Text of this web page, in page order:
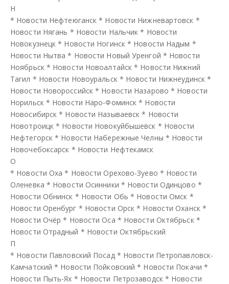
Н
* Новости Нефтеюганск * Новости Нижневартовск *
Новости Нягань * Новости Нальчик * Новости
Новокузнецк * Новости Ногинск * Новости Надым *
Новости Нытва * Новости Новый Уренгой * Новости
Ноябрьск * Новости Новоалтайск * Новости Нижний
Тагил * Новости Новоуральск * Новости Нижнеудинск *
Новости Новороссийск * Новости Назарово * Новости
Норильск * Новости Наро-Фоминск * Новости
Новосибирск * Новости Называевск * Новости
Новотроицк * Новости Новокуйбышевск * Новости
Нефтегорск * Новости Набережные Челны * Новости
Новочебоксарск * Новости Нефтекамск
О
* Новости Оха * Новости Орехово-Зуево * Новости
Оленевка * Новости Осинники * Новости Одинцово *
Новости Обнинск * Новости Обь * Новости Омск *
Новости Оренбург * Новости Орск * Новости Оханск *
Новости Очёр * Новости Оса * Новости Октябрьск *
Новости Отрадный * Новости Октябрьский
П
* Новости Павловский Посад * Новости Петропавловск-
Камчатский * Новости Пойковский * Новости Покачи *
Новости Пыть-Ях * Новости Петрозаводск * Новости